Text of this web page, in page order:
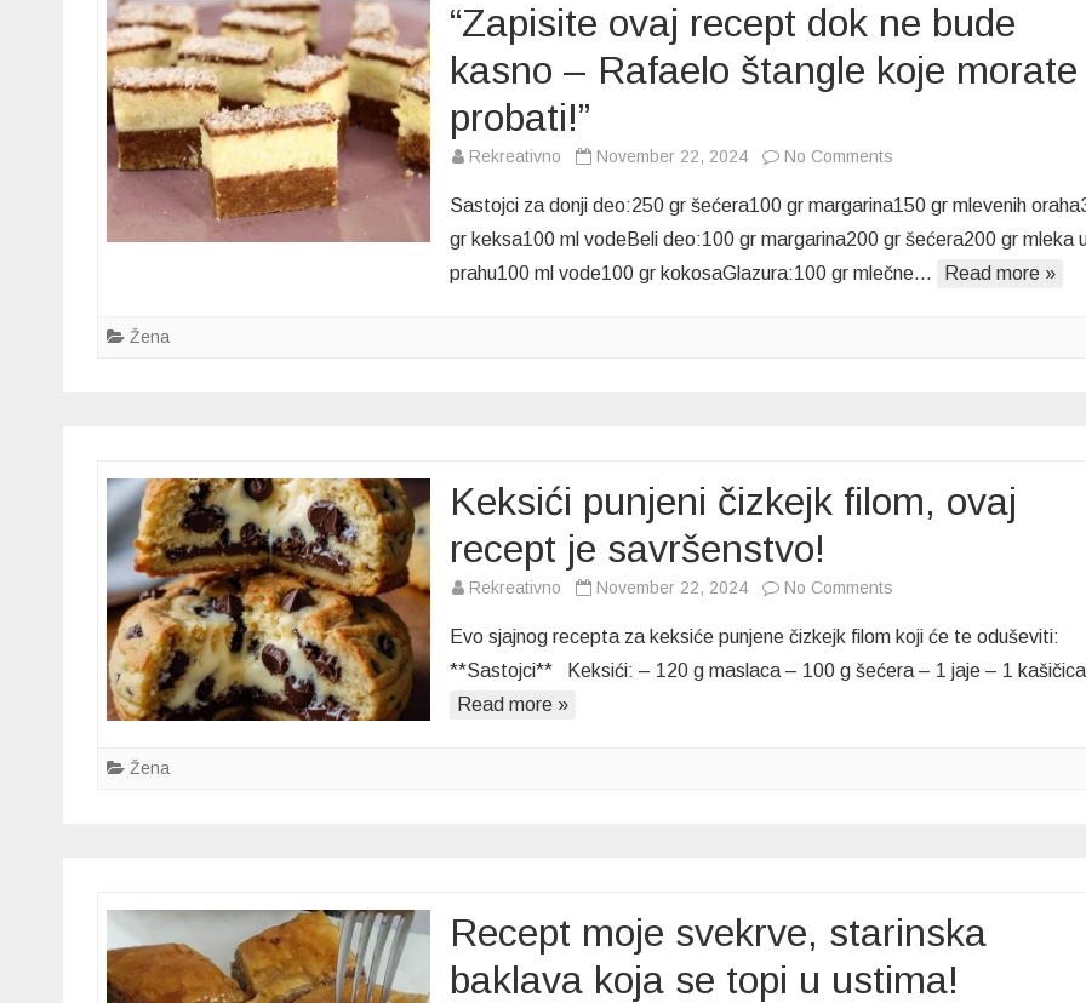
će
vas
“Zapisite ovaj recept dok ne bude
kasno – Rafaelo štangle koje morate
probati!”
Rekreativno November 22, 2024 No Comments
ovaj
recept
dok
morate
Sastojci za donji deo:250 gr šećera100 gr margarina150 gr mlevenih
gr keksa100 ml vodeBeli deo:100 gr margarina200 gr šećera200 gr mleka
prahu100 ml vode100 gr kokosaGlazura:100 gr mlečne…
Read more »
Žena
Keksići punjeni čizkejk filom, ovaj
recept je savršenstvo!
Rekreativno November 22, 2024 No Comments
punjeni
čizkejk
Evo sjajnog recepta za keksiće punjene čizkejk filom koji će te oduševiti:
**Sastojci** Keksići: – 120 g maslaca – 100 g šećera – 1 jaje – 1
Read more »
Žena
Recept moje svekrve, starinska
baklava koja se topi u ustima!